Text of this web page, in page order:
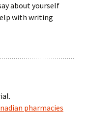
about yourself
with writing
pharmacies